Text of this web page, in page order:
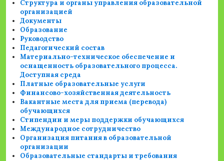
Структура и органы управления образовательной
организацией
Документы
Образование
Руководство
Педагогический состав
Материально-техническое обеспечение и
оснащенность образовательного процесса.
Доступная среда
Платные образовательные услуги
Финансово-хозяйственная деятельность
Вакантные места для приема (перевода)
обучающихся
Стипендии и меры поддержки обучающихся
Международное сотрудничество
Организация питания в образовательной
организации
Образовательные стандарты и требования